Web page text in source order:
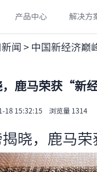
产品中心 解决方
闻 > 中国新经济巅
，鹿马荣获“新
18 15:32:15 浏览量 1314
晓，鹿马